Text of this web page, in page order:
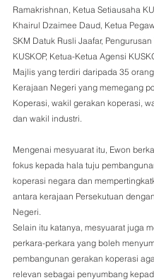
Ramakrishnan, Ketua Setiausaha
Khairul Dzaimee Daud, Ketua
SKM Datuk Rusli Jaafar, Pengurusan
KUSKOP, Ketua-Ketua Agensi
Majlis yang terdiri daripada 35
Kerajaan Negeri yang memegang
Koperasi, wakil gerakan koperasi,
dan wakil industri.
Mengenai mesyuarat itu, Ewon
fokus kepada hala tuju
koperasi negara dan
antara kerajaan Persekutuan
Negeri.
Selain itu katanya, mesyuarat juga
perkara-perkara yang boleh
pembangunan gerakan koperasi
relevan sebagai penyumbang